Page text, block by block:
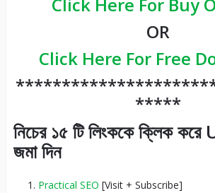
Click Here For Buy
OR
Click Here For Free
*****
নিচের ১৫ টি লিংককে ক্লিক করে
জমা দিন
Practical SEO [Visit + Subscribe]